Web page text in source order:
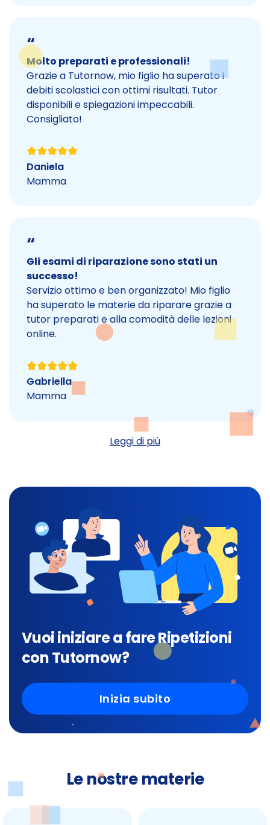
“
Molto preparati e professionali!
Grazie a Tutornow, mio figlio ha superato i
debiti scolastici con ottimi risultati. Tutor
disponibili e spiegazioni impeccabili.
Consigliato!
Daniela
Mamma
“
Gli esami di riparazione sono stati un
successo!
Servizio ottimo e ben organizzato! Mio figlio
ha superato le materie da riparare grazie a
tutor preparati e alla comodità delle lezioni
online.
Gabriella
Mamma
Leggi di più
Vuoi iniziare a fare Ripetizioni
con Tutornow?
Inizia subito
Le nostre materie